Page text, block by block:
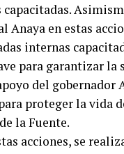
en estas
internas
para garantizar
del
proteger la vida
la Fuente.
acciones, se